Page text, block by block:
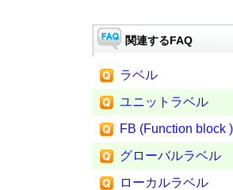
関連するFAQ
ラベル
ユニットラベル
FB (Function block )
グローバルラベル
ローカルラベル